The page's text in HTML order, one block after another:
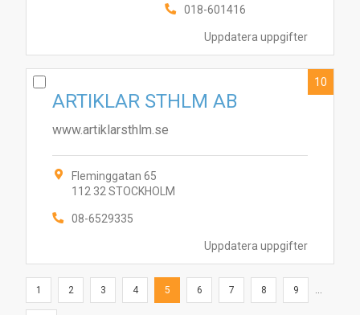
Uppdatera uppgifter
018-601416
Uppdatera uppgifter
ARTIKLAR STHLM AB
www.artiklarsthlm.se
Fleminggatan 65
112 32 STOCKHOLM
08-6529335
10
1 2 3 4 5 6 7 8 9 ...